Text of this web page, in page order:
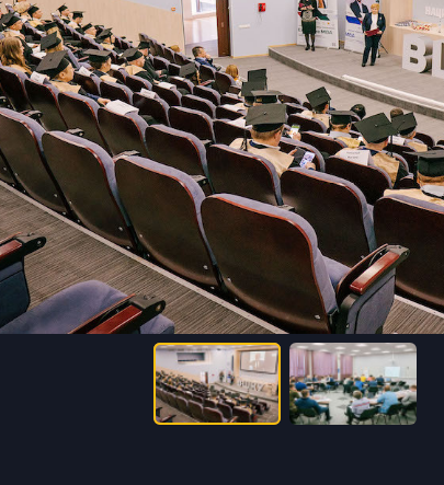
пять лет опубликованы более
защитили кандидатские и
высококвалифицированные
Занятия проводятся по
кейсы, анализ деловых ситуаций,
групповые проекты. Выездные
компаний России и стран ЕАЭС.
Ассоциации слушателей и
площадкой для нетворкинга,
идей и проектов.